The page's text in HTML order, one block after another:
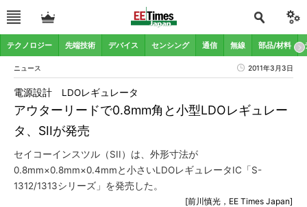
テクノロジー 先端技術 デバイス センシング 通信 無線 部品/材料
ニュース 2011年3月3日
アウターリードで0.8mm角と小型LDOレギュレー
タ、SIIが発売
電源設計 LDOレギュレータ
セイコーインスツル（SII）は、外形寸法が
0.8mm×0.8mm×0.4mmと小さいLDOレギュレータIC「S-
1312/1313シリーズ」を発売した。
[前川慎光，EE Times Japan]